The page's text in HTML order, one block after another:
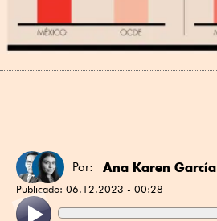
Por: Ana Karen García
Publicado: 06.12.2023 - 00:28